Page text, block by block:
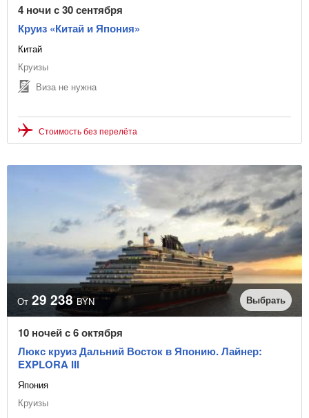
4 ночи с 30 сентября
Круиз «Китай и Япония»
Китай
Круизы
Виза не нужна
Стоимость без перелёта
От 29 238 BYN Выбрать
10 ночей с 6 октября
Люкс круиз Дальний Восток в Японию. Лайнер:
EXPLORA III
Япония
Круизы